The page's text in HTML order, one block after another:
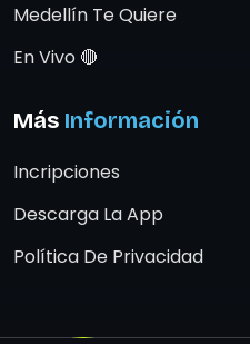
Medellín Te Quiere
En Vivo 🔴
Más Información
Incripciones
Descarga La App
Política De Privacidad